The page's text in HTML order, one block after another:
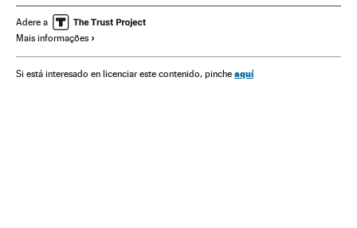
Congresso Estados Unidos
Protestos sociais
Afrodescendentes Mal-estar social Estados Unidos
Adere a
Mais informações
Si está interesado en licenciar este contenido, pinche aquí